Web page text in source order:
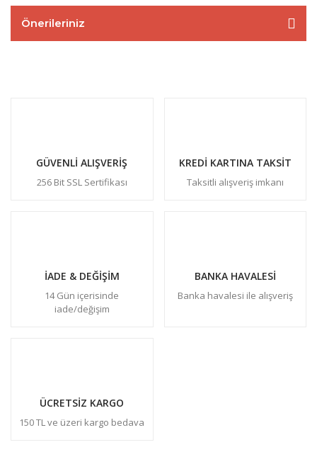
Önerileriniz
GÜVENLİ ALIŞVERİŞ
256 Bit SSL Sertifikası
KREDİ KARTINA TAKSİT
Taksitli alışveriş imkanı
İADE & DEĞİŞİM
14 Gün içerisinde
iade/değişim
BANKA HAVALESİ
Banka havalesi ile alışveriş
ÜCRETSİZ KARGO
150 TL ve üzeri kargo bedava